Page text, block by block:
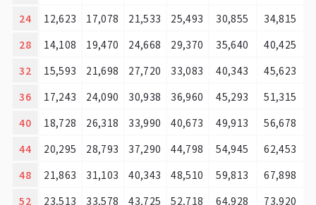
24
12,623 17,078 21,533 25,493 30,855 34,815
28
14,108 19,470 24,668 29,370 35,640 40,425
32
15,593 21,698 27,720 33,083 40,343 45,623
36
17,243 24,090 30,938 36,960 45,293 51,315
40
18,728 26,318 33,990 40,673 49,913 56,678
44
20,295 28,793 37,290 44,798 54,945 62,453
48
21,863 31,103 40,343 48,510 59,813 67,898
52
23,513 33,578 43,725 52,718 64,928 73,920